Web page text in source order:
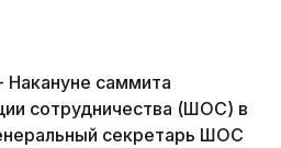
саммита
сотрудничества (ШОС) в
секретарь ШОС